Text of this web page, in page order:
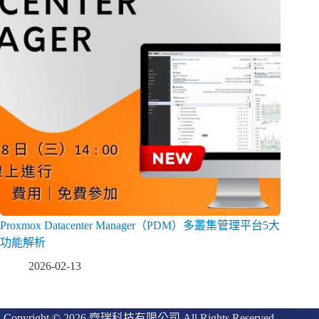
Proxmox Datacenter Manager（PDM）多叢集管理平台5大
功能解析
2026-02-13